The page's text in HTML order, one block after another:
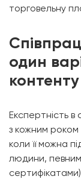
торговельну
один
контенту
Експертність в
з кожним роком
коли її можна
людини,